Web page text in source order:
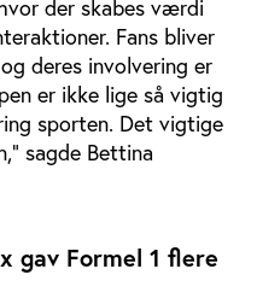
der skabes værdi
Fans bliver
deres involvering er
er ikke lige så vigtig
sporten. Det vigtige
sagde Bettina
gav Formel 1 flere